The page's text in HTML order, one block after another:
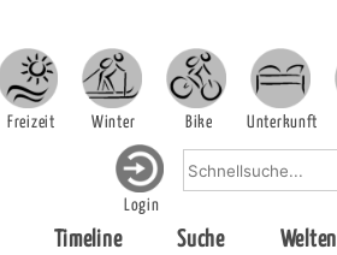
Freizeit Winter Bike Unterkunft
Login
Timeline Suche Welten